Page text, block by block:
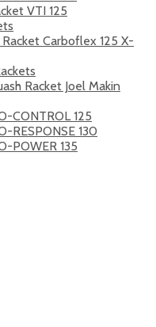
VTI 125
Carboflex 125 X-
Racket Joel Makin
CONTROL 125
RESPONSE 130
POWER 135